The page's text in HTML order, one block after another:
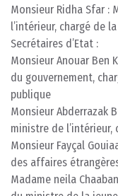
Monsieur Ridha Sfar :
l’intérieur, chargé de
Secrétaires d’Etat :
Monsieur Anouar Ben
du gouvernement,
publique
Monsieur Abderrazak
ministre de
Monsieur Fayçal
des affaires
Madame neila